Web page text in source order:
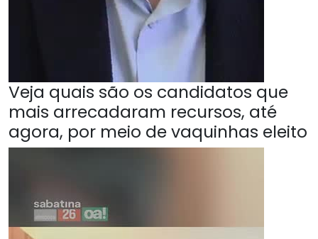
Veja quais são os candidatos que
mais arrecadaram recursos, até
agora, por meio de vaquinhas eleito